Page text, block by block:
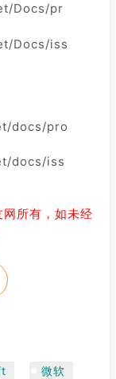
Docs/pr
Docs/iss
docs/pro
docs/iss
所有，如未经
微软